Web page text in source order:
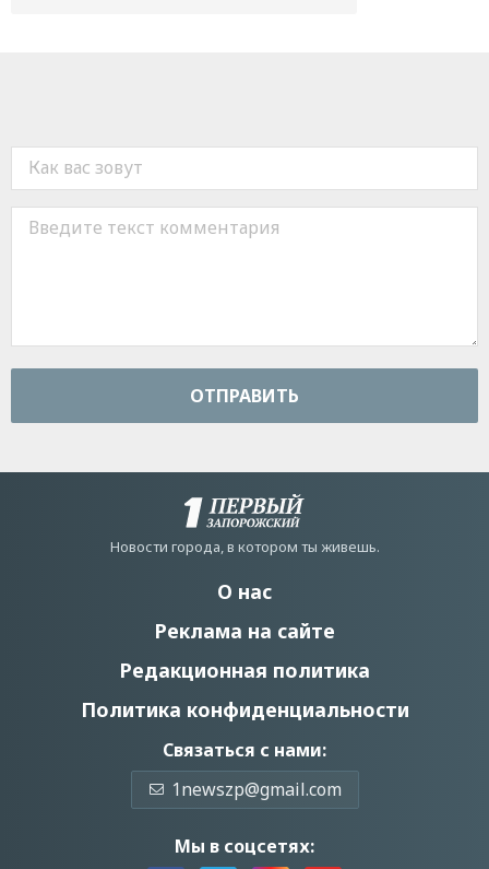
ОТПРАВИТЬ
Новости города, в котором ты живешь.
О нас
Реклама на сайте
Редакционная политика
Политика конфиденциальности
Связаться с нами:
1newszp@gmail.com
Мы в соцсетях: